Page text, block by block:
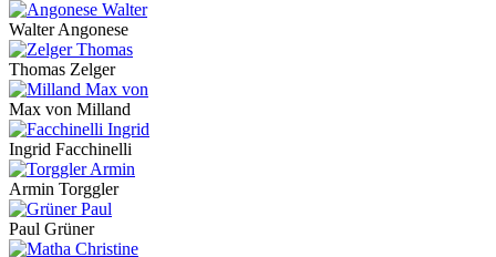
Walter Angonese
Thomas Zelger
Max von Milland
Ingrid Facchinelli
Armin Torggler
Paul Grüner